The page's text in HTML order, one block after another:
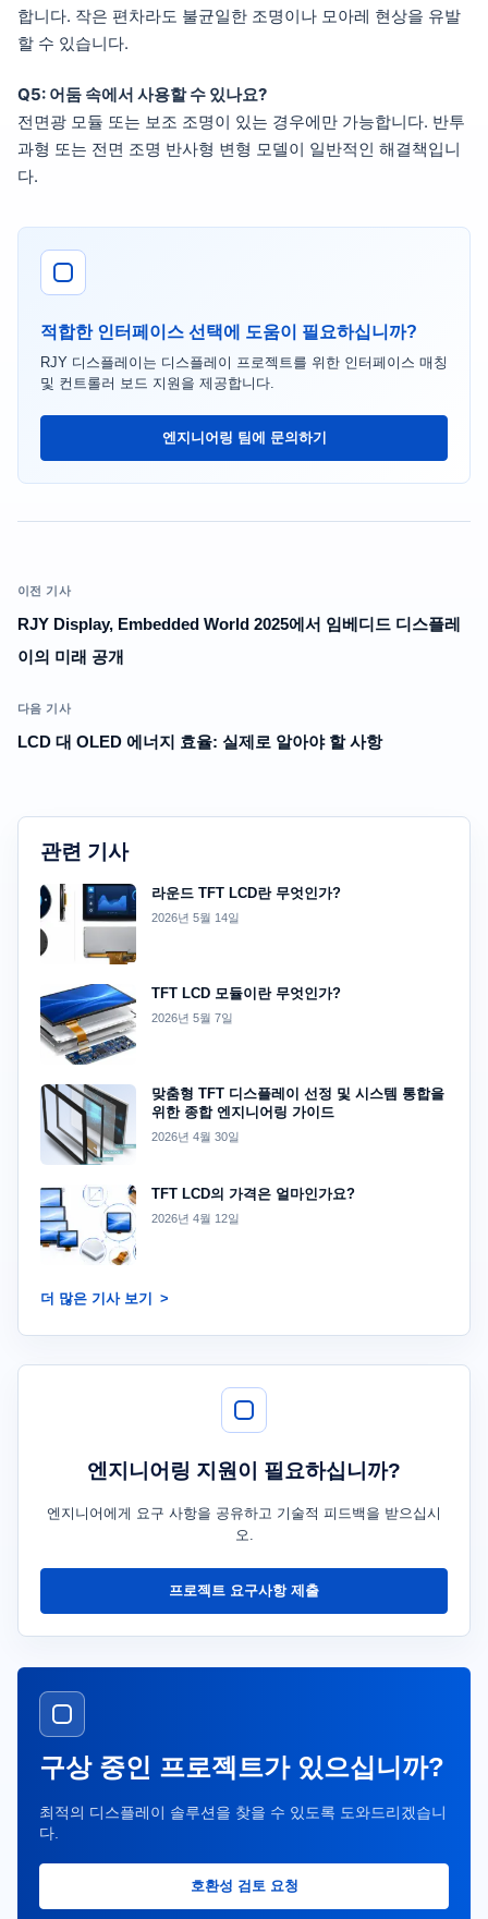
합니다. 작은 편차라도 불균일한 조명이나 모아레 현상을 유발
할 수 있습니다.
Q5: 어둠 속에서 사용할 수 있나요?
전면광 모듈 또는 보조 조명이 있는 경우에만 가능합니다. 반투
과형 또는 전면 조명 반사형 변형 모델이 일반적인 해결책입니
다.
적합한 인터페이스 선택에 도움이 필요하십니까?
RJY 디스플레이는 디스플레이 프로젝트를 위한 인터페이스 매칭
및 컨트롤러 보드 지원을 제공합니다.
엔지니어링 팀에 문의하기
이전 기사
RJY Display, Embedded World 2025에서 임베디드 디스플레
이의 미래 공개
다음 기사
LCD 대 OLED 에너지 효율: 실제로 알아야 할 사항
관련 기사
라운드 TFT LCD란 무엇인가?
2026년 5월 14일
TFT LCD 모듈이란 무엇인가?
2026년 5월 7일
맞춤형 TFT 디스플레이 선정 및 시스템 통합을
위한 종합 엔지니어링 가이드
2026년 4월 30일
TFT LCD의 가격은 얼마인가요?
2026년 4월 12일
더 많은 기사 보기
엔지니어링 지원이 필요하십니까?
엔지니어에게 요구 사항을 공유하고 기술적 피드백을 받으십시
오.
프로젝트 요구사항 제출
구상 중인 프로젝트가 있으십니까?
최적의 디스플레이 솔루션을 찾을 수 있도록 도와드리겠습니
다.
호환성 검토 요청